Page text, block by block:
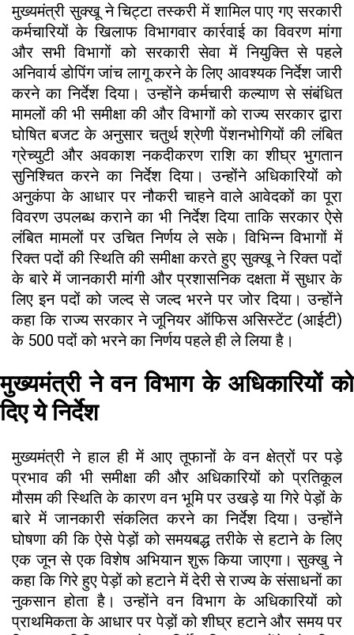
मुख्यमंत्री सुक्खू ने चिट्टा तस्करी में शामिल पाए गए सरकारी
कर्मचारियों के खिलाफ विभागवार कार्रवाई का विवरण मांगा
और सभी विभागों को सरकारी सेवा में नियुक्ति से पहले
अनिवार्य डोपिंग जांच लागू करने के लिए आवश्यक निर्देश जारी
करने का निर्देश दिया। उन्होंने कर्मचारी कल्याण से संबंधित
मामलों की भी समीक्षा की और विभागों को राज्य सरकार द्वारा
घोषित बजट के अनुसार चतुर्थ श्रेणी पेंशनभोगियों की लंबित
ग्रेच्युटी और अवकाश नकदीकरण राशि का शीघ्र भुगतान
सुनिश्चित करने का निर्देश दिया। उन्होंने अधिकारियों को
अनुकंपा के आधार पर नौकरी चाहने वाले आवेदकों का पूरा
विवरण उपलब्ध कराने का भी निर्देश दिया ताकि सरकार ऐसे
लंबित मामलों पर उचित निर्णय ले सके। विभिन्न विभागों में
रिक्त पदों की स्थिति की समीक्षा करते हुए सुक्खू ने रिक्त पदों
के बारे में जानकारी मांगी और प्रशासनिक दक्षता में सुधार के
लिए इन पदों को जल्द से जल्द भरने पर जोर दिया। उन्होंने
कहा कि राज्य सरकार ने जूनियर ऑफिस असिस्टेंट (आईटी)
के 500 पदों को भरने का निर्णय पहले ही ले लिया है।
मुख्यमंत्री ने वन विभाग के अधिकारियों को
दिए ये निर्देश
मुख्यमंत्री ने हाल ही में आए तूफानों के वन क्षेत्रों पर पड़े
प्रभाव की भी समीक्षा की और अधिकारियों को प्रतिकूल
मौसम की स्थिति के कारण वन भूमि पर उखड़े या गिरे पेड़ों के
बारे में जानकारी संकलित करने का निर्देश दिया। उन्होंने
घोषणा की कि ऐसे पेड़ों को समयबद्ध तरीके से हटाने के लिए
एक जून से एक विशेष अभियान शुरू किया जाएगा। सुक्खु ने
कहा कि गिरे हुए पेड़ों को हटाने में देरी से राज्य के संसाधनों का
नुकसान होता है। उन्होंने वन विभाग के अधिकारियों को
प्राथमिकता के आधार पर पेड़ों को शीघ्र हटाने और समय पर